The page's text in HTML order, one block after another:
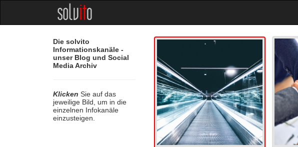
Die solvito
Informationskanäle -
unser Blog und Social
Media Archiv
Klicken Sie auf das
jeweilige Bild, um in die
einzelnen Infokanäle
einzusteigen.